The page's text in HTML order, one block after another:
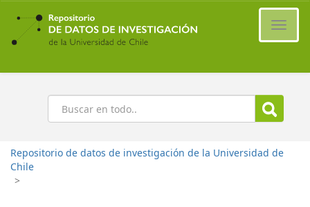
Ir
contenido
principal
Buscar
Repositorio de datos de investigación de la Universidad de
Chile
>